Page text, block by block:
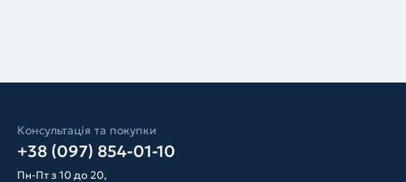
Консультація та покупки
+38 (097) 854-01-10
Пн-Пт з 10 до 20,